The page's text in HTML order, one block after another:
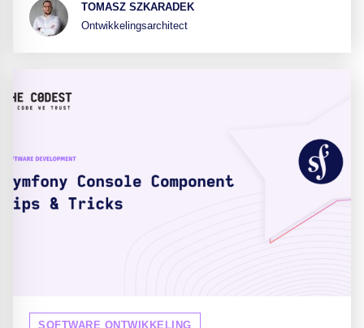
TOMASZ SZKARADEK
Ontwikkelingsarchitect
SOFTWARE ONTWIKKELING